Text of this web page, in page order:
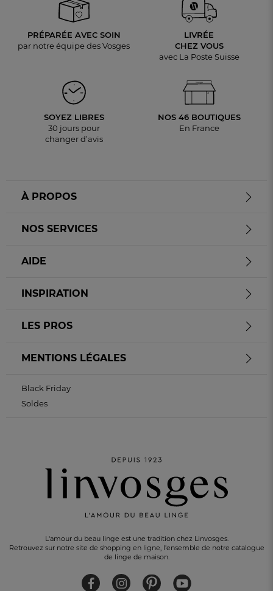
PRÉPARÉE AVEC SOIN
par notre équipe des Vosges
LIVRÉE
CHEZ VOUS
avec La Poste Suisse
SOYEZ LIBRES
30 jours pour
changer d’avis
NOS 46 BOUTIQUES
En France
L'amour du beau linge est une tradition chez Linvosges.
Retrouvez sur notre site de shopping en ligne, l'ensemble de notre catalogue
de linge de maison.
À PROPOS
NOS SERVICES
AIDE
INSPIRATION
LES PROS
MENTIONS LÉGALES
Black Friday
Soldes